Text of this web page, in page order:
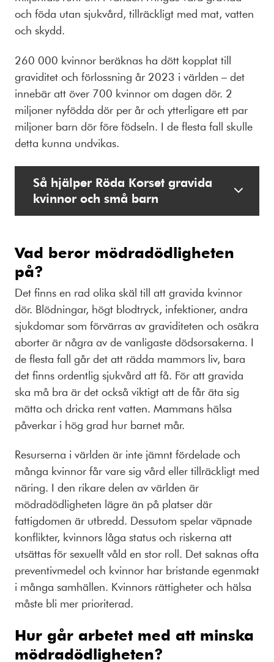
och föda utan sjukvård, tillräckligt med mat, vatten
och skydd.
260 000 kvinnor beräknas ha dött kopplat till
graviditet och förlossning år 2023 i världen – det
innebär att över 700 kvinnor om dagen dör. 2
miljoner nyfödda dör per år och ytterligare ett par
miljoner barn dör före födseln. I de flesta fall skulle
detta kunna undvikas.
Så hjälper Röda Korset gravida
kvinnor och små barn
Vad beror mödradödligheten
på?
Det finns en rad olika skäl till att gravida kvinnor
dör. Blödningar, högt blodtryck, infektioner, andra
sjukdomar som förvärras av graviditeten och osäkra
aborter är några av de vanligaste dödsorsakerna. I
de flesta fall går det att rädda mammors liv, bara
det finns ordentlig sjukvård att få. För att gravida
ska må bra är det också viktigt att de får äta sig
mätta och dricka rent vatten. Mammans hälsa
påverkar i hög grad hur barnet mår.
Resurserna i världen är inte jämnt fördelade och
många kvinnor får vare sig vård eller tillräckligt med
näring. I den rikare delen av världen är
mödradödligheten lägre än på platser där
fattigdomen är utbredd. Dessutom spelar väpnade
konflikter, kvinnors låga status och riskerna att
utsättas för sexuellt våld en stor roll. Det saknas ofta
preventivmedel och kvinnor har bristande egenmakt
i många samhällen. Kvinnors rättigheter och hälsa
måste bli mer prioriterad.
Hur går arbetet med att minska
mödradödligheten?